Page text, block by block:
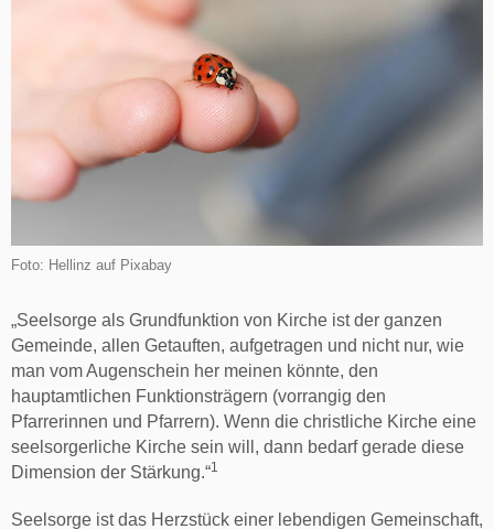
Foto: Hellinz auf Pixabay
„Seelsorge als Grundfunktion von Kirche ist der ganzen
Gemeinde, allen Getauften, aufgetragen und nicht nur, wie
man vom Augenschein her meinen könnte, den
hauptamtlichen Funktionsträgern (vorrangig den
Pfarrerinnen und Pfarrern). Wenn die christliche Kirche eine
seelsorgerliche Kirche sein will, dann bedarf gerade diese
Dimension der Stärkung.“1
Seelsorge ist das Herzstück einer lebendigen Gemeinschaft,